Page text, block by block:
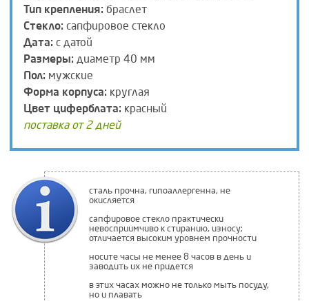
Тип крепления: браслет
Стекло: сапфировое стекло
Дата: с датой
Размеры: диаметр 40 мм
Пол: мужские
Форма корпуса: круглая
Цвет циферблата: красный
поставка от 2 дней
сталь прочна, гипоаллергенна, не
окисляется
сапфировое стекло практически
невосприимчиво к стиранию, износу;
отличается высоким уровнем прочности
носите часы не менее 8 часов в день и
заводить их не придется
в этих часах можно не только мыть посуду,
но и плавать